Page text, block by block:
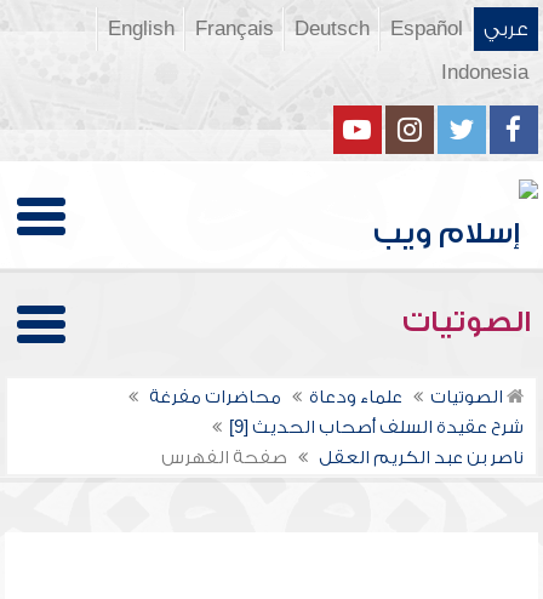
عربي Español
Deutsch
Français
English
Indonesia
الصوتيات
الصوتيات علماء ودعاة
محاضرات مفرغة
شرح عقيدة السلف أصحاب الحديث [9]
ناصر بن عبد الكريم العقل
صفحة الفهرس